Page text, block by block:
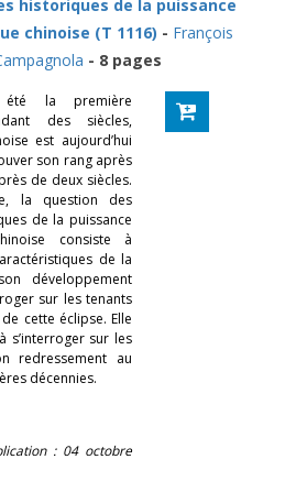
historiques de la puissance
chinoise (T 1116) - François
- 8 pages
la première
des siècles,
est aujourd’hui
son rang après
de deux siècles.
la question des
de la puissance
consiste à
de la
développement
sur les tenants
cette éclipse. Elle
s’interroger sur les
redressement au
décennies.
: 04 octobre